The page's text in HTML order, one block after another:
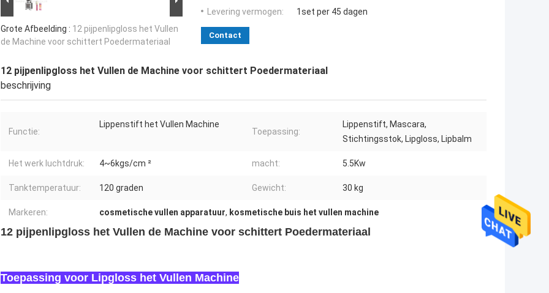
Grote Afbeelding : 12 pijpenlipgloss het Vullen
de Machine voor schittert Poedermateriaal
Levering vermogen:
1set per 45 dagen
Contact
12 pijpenlipgloss het Vullen de Machine voor schittert Poedermateriaal
beschrijving
Functie:
Lippenstift het Vullen Machine
Toepassing:
Lippenstift, Mascara,
Stichtingsstok, Lipgloss, Lipbalm
Het werk luchtdruk: 4~6kgs/cm ² macht: 5.5Kw
Tanktemperatuur: 120 graden Gewicht: 30 kg
Markeren: cosmetische vullen apparatuur, kosmetische buis het vullen machine
12 pijpenlipgloss het Vullen de Machine voor schittert Poedermateriaal
Toepassing voor Lipgloss het Vullen Machine